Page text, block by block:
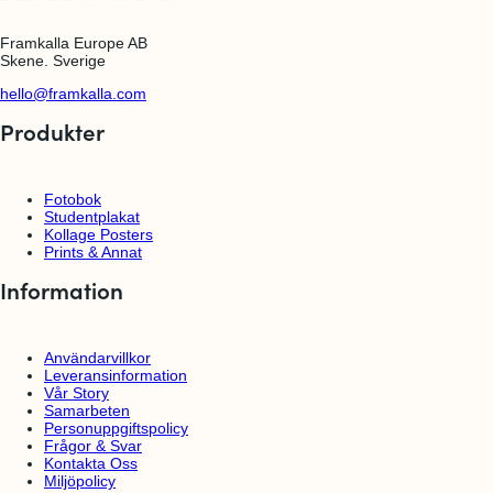
k
a
n
t
l
k
k
ö
v
t
d
e
p
l
a
k
t
Framkalla Europe AB
Skene. Sverige
hello@framkalla.com
Produkter
Fotobok
Studentplakat
Kollage Posters
Prints & Annat
Information
Användarvillkor
Leveransinformation
Vår Story
Samarbeten
Personuppgiftspolicy
Frågor & Svar
Kontakta Oss
Miljöpolicy